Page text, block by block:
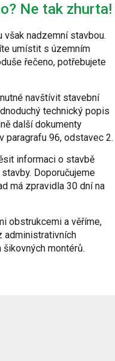
Ne tak zhurta!
však nadzemní stavbou.
umístit s územním
řečeno, potřebujete
navštívit stavební
technický popis
další dokumenty
paragrafu 96, odstavec 2.
informaci o stavbě
Doporučujeme
má zpravidla 30 dní na
obstrukcemi a věříme,
administrativních
montérů.